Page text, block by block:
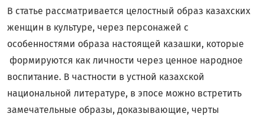
В статье рассматривается целостный образ казахских
женщин в культуре, через персонажей с
особенностями образа настоящей казашки, которые
формируются как личности через ценное народное
воспитание. В частности в устной казахской
национальной литературе, в эпосе можно встретить
замечательные образы, доказывающие, черты